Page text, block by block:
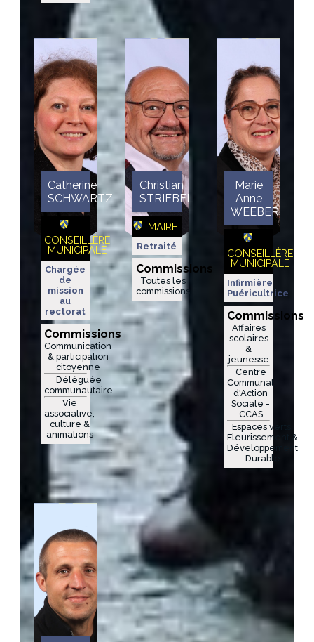
Catherine
SCHWARTZ
CONSEILLÈRE
MUNICIPALE
Chargée
de
mission
au
rectorat
Commissions
Communication
& participation
citoyenne
Déléguée
communautaire
Vie
associative,
culture &
animations
Christian
STRIEBEL
MAIRE
Retraité
Commissions
Toutes les
commissions
Marie
Anne
WEEBER
CONSEILLÈRE
MUNICIPALE
Infirmière
Puéricultrice
Commissions
Affaires
scolaires
&
jeunesse
Centre
Communal
d'Action
Sociale -
CCAS
Espaces verts,
Fleurissement &
Développement
Durable